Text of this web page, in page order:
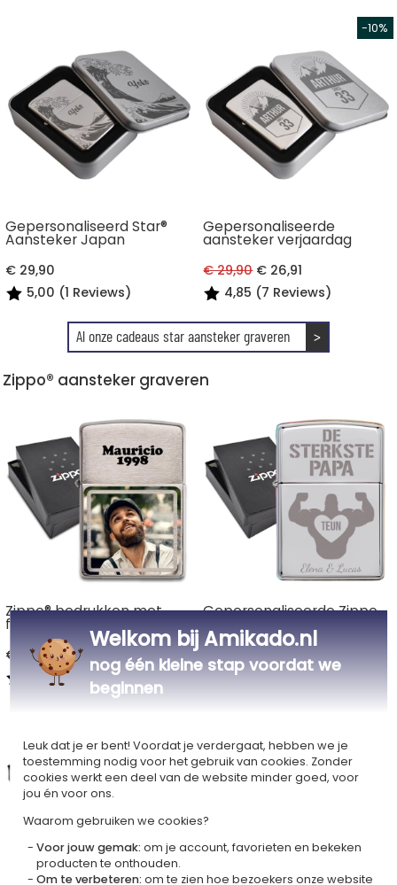
Gepersonaliseerd Star®
Aansteker Japan
€ 29,90
5,00 (1 Reviews)
Gepersonaliseerde
aansteker verjaardag
€ 29,90€ 26,91
4,85 (7 Reviews)
Al onze cadeaus star aansteker graveren >
Zippo® aansteker graveren
Zippo® bedrukken met
foto
€ 39,90
4,85 (3 Reviews)
Gepersonaliseerde Zippo
Welkom bij Amikado.nl
nog één kleine stap voordat we
beginnen
Leuk dat je er bent! Voordat je verdergaat, hebben we je
toestemming nodig voor het gebruik van cookies. Zonder
cookies werkt een deel van de website minder goed, voor
jou én voor ons.
Waarom gebruiken we cookies?
Voor jouw gemak: om je account, favorieten en bekeken
producten te onthouden.
Om te verbeteren: om te zien hoe bezoekers onze website